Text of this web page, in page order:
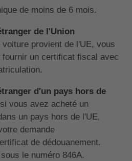
de moins de 6 mois.
de l'Union
provient de l'UE, vous
fournir un certificat fiscal avec
d'un pays hors de
vous avez acheté un
un pays hors de l'UE,
demande
de dédouanement.
le numéro 846A.